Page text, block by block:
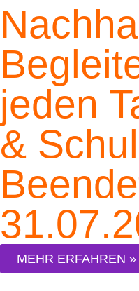
jeden
&
MEHR ERFAHREN »